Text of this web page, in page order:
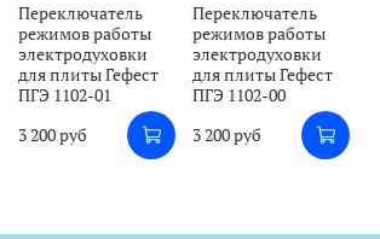
Переключатель
режимов работы
электродуховки
для плиты Гефест
ПГЭ 1102-01
3 200 руб
Переключатель
режимов работы
электродуховки
для плиты Гефест
ПГЭ 1102-00
3 200 руб